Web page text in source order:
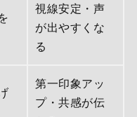
視線安定・声
が出やすくな
る
第一印象アッ
プ・共感が伝